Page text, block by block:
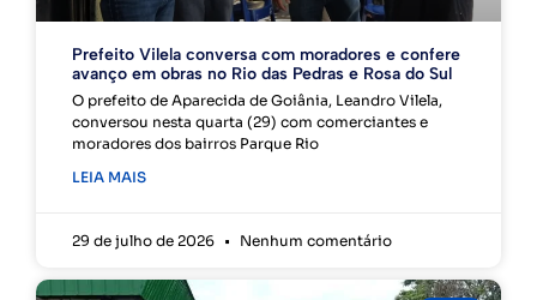
Prefeito Vilela conversa com moradores e confere
avanço em obras no Rio das Pedras e Rosa do Sul
O prefeito de Aparecida de Goiânia, Leandro Vilela,
conversou nesta quarta (29) com comerciantes e
moradores dos bairros Parque Rio
LEIA MAIS
29 de julho de 2026 Nenhum comentário